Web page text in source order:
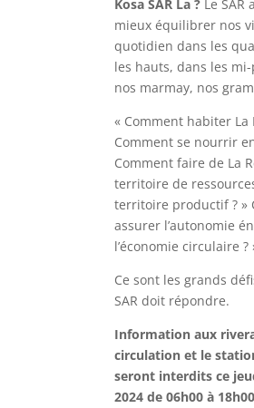
Kosa SAR La ?Le SAR
mieux équilibrer nos
quotidien dans les
les hauts, dans les
nos marmay, nos
« Comment habiter La
Comment se nourrir
Comment faire de La
territoire de
territoire productif ? »
assurer l’autonomie
l’économie circulaire ?
Ce sont les grands
SAR doit répondre.
Information aux
circulation et le
seront interdits ce
2024 de 06h00 à